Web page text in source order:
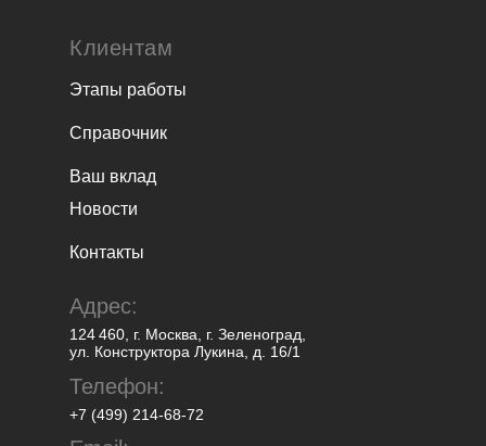
Этапы работы
Ваш вклад
Справочник
Новости
Контакты
Клиентам
Телефон:
+7 (499) 214-68-72
Адрес:
124 460, г. Москва, г. Зеленоград,
ул. Конструктора Лукина, д. 16/1